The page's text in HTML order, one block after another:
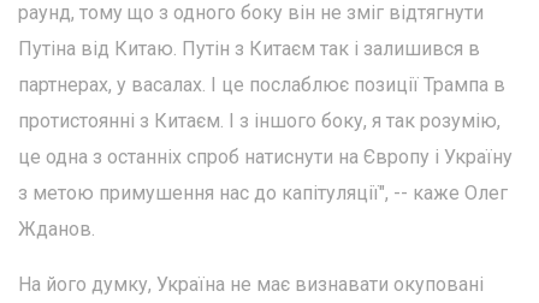
раунд, тому що з одного боку він не зміг відтягнути
Путіна від Китаю. Путін з Китаєм так і залишився в
партнерах, у васалах. І це послаблює позиції Трампа в
протистоянні з Китаєм. І з іншого боку, я так розумію,
це одна з останніх спроб натиснути на Європу і Україну
з метою примушення нас до капітуляції", -- каже Олег
Жданов.
На його думку, Україна не має визнавати окуповані